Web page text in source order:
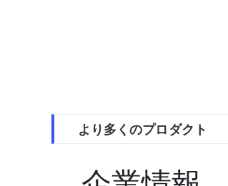
より多くのプロダクト